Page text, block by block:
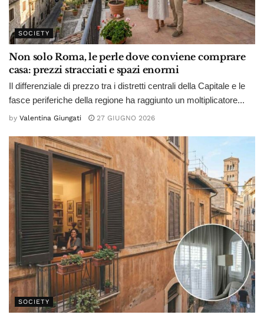
SOCIETY
Non solo Roma, le perle dove conviene comprare
casa: prezzi stracciati e spazi enormi
Il differenziale di prezzo tra i distretti centrali della Capitale e le
fasce periferiche della regione ha raggiunto un moltiplicatore...
by Valentina Giungati 27 GIUGNO 2026
SOCIETY